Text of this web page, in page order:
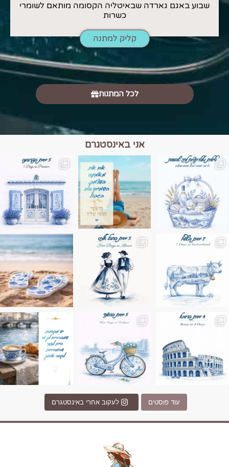
שבוע באגם גארדה שבאיטליה הקסומה מותאם לשומרי
כשרות
קליק למתנה
לכל המתנות
אני באינסטגרם
הם הגבול 💙🩵
בחבל אלזס צרפת
בחופשה שבו הכל נהיה פשוט יותר. החול, הי
Instagram post
Instagram post 17994326828955248
עוד פוסטים לעקוב אחרי באינסטגרם